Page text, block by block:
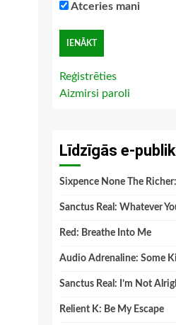
Atceries mani
Reģistrēties
Aizmirsi paroli
Līdzīgās e-
Sixpence None The
Sanctus Real: Whatever
Red: Breathe Into Me
Audio Adrenaline: Some
Sanctus Real: I’m Not
Relient K: Be My Escape